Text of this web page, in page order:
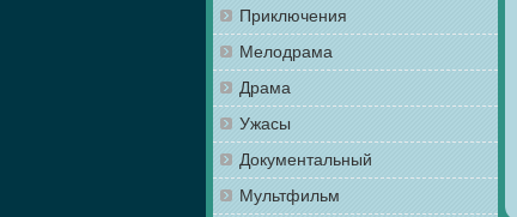
Приключения
Мелодрама
Драма
Ужасы
Документальный
Мультфильм